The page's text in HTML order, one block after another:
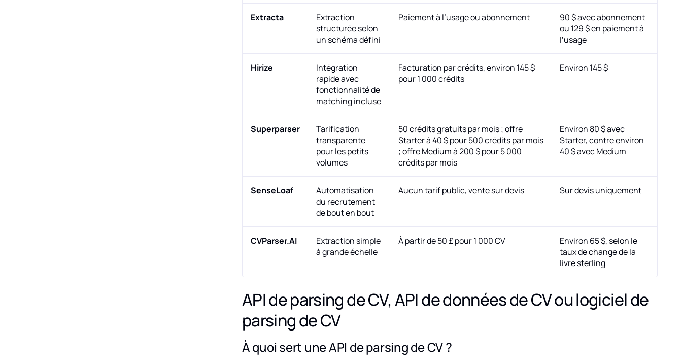
Extracta
Extraction
structurée selon
un schéma défini
Paiement à l’usage ou abonnement
90 $ avec abonnement
ou 129 $ en paiement à
l’usage
Hirize
Intégration
rapide avec
fonctionnalité de
matching incluse
Facturation par crédits, environ 145 $
pour 1 000 crédits
Environ 145 $
Superparser
Tarification
transparente
pour les petits
volumes
50 crédits gratuits par mois ; offre
Starter à 40 $ pour 500 crédits par mois
; offre Medium à 200 $ pour 5 000
crédits par mois
Environ 80 $ avec
Starter, contre environ
40 $ avec Medium
SenseLoaf
Automatisation
du recrutement
de bout en bout
Aucun tarif public, vente sur devis Sur devis uniquement
CVParser.AI
Extraction simple
à grande échelle
À partir de 50 £ pour 1 000 CV
Environ 65 $, selon le
taux de change de la
livre sterling
API de parsing de CV, API de données de CV ou logiciel de
parsing de CV
À quoi sert une API de parsing de CV ?